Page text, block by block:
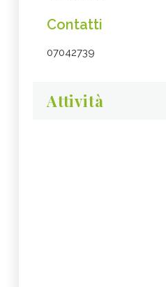
Contatti
07042739
Attività